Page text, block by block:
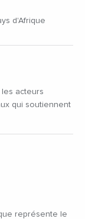
d'Afrique
représente le
acteurs
qui soutiennent